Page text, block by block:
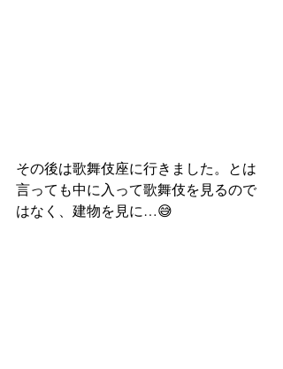
その後は歌舞伎座に行きました。とは
言っても中に入って歌舞伎を見るので
はなく、建物を見に…😅